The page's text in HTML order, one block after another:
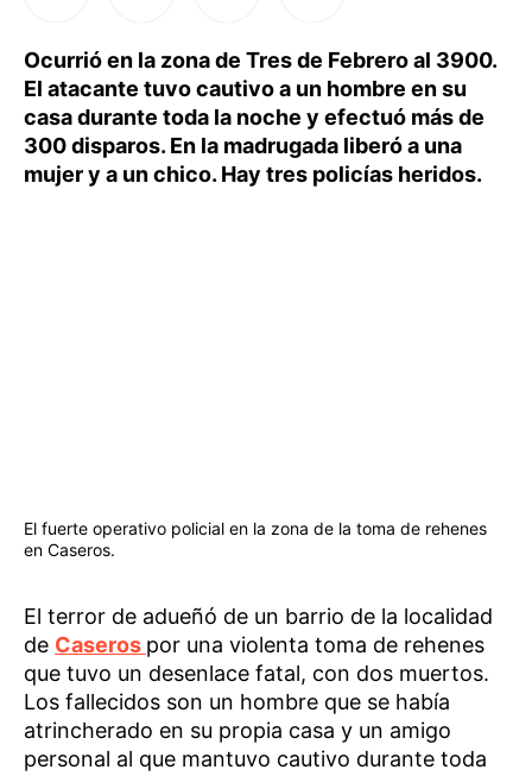
Ocurrió en la zona de Tres de Febrero al 3900.
El atacante tuvo cautivo a un hombre en su
casa durante toda la noche y efectuó más de
300 disparos. En la madrugada liberó a una
mujer y a un chico. Hay tres policías heridos.
El fuerte operativo policial en la zona de la toma de rehenes
en Caseros.
El terror de adueñó de un barrio de la localidad
de Caseros por una violenta toma de rehenes
que tuvo un desenlace fatal, con dos muertos.
Los fallecidos son un hombre que se había
atrincherado en su propia casa y un amigo
personal al que mantuvo cautivo durante toda